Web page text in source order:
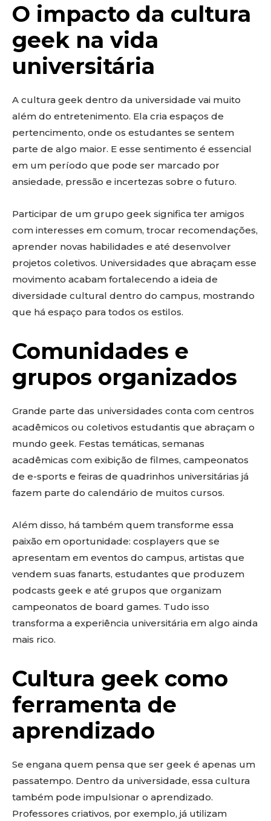
O impacto da cultura
geek na vida
universitária
A cultura geek dentro da universidade vai muito
além do entretenimento. Ela cria espaços de
pertencimento, onde os estudantes se sentem
parte de algo maior. E esse sentimento é essencial
em um período que pode ser marcado por
ansiedade, pressão e incertezas sobre o futuro.
Participar de um grupo geek significa ter amigos
com interesses em comum, trocar recomendações,
aprender novas habilidades e até desenvolver
projetos coletivos. Universidades que abraçam esse
movimento acabam fortalecendo a ideia de
diversidade cultural dentro do campus, mostrando
que há espaço para todos os estilos.
Comunidades e
grupos organizados
Grande parte das universidades conta com centros
acadêmicos ou coletivos estudantis que abraçam o
mundo geek. Festas temáticas, semanas
acadêmicas com exibição de filmes, campeonatos
de e-sports e feiras de quadrinhos universitárias já
fazem parte do calendário de muitos cursos.
Além disso, há também quem transforme essa
paixão em oportunidade: cosplayers que se
apresentam em eventos do campus, artistas que
vendem suas fanarts, estudantes que produzem
podcasts geek e até grupos que organizam
campeonatos de board games. Tudo isso
transforma a experiência universitária em algo ainda
mais rico.
Cultura geek como
ferramenta de
aprendizado
Se engana quem pensa que ser geek é apenas um
passatempo. Dentro da universidade, essa cultura
também pode impulsionar o aprendizado.
Professores criativos, por exemplo, já utilizam